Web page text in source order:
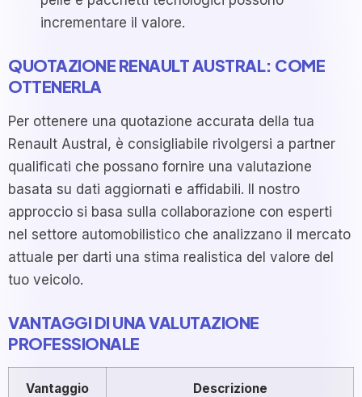
incrementare il valore.
QUOTAZIONE RENAULT AUSTRAL: COME
OTTENERLA
Per ottenere una quotazione accurata della tua
Renault Austral, è consigliabile rivolgersi a partner
qualificati che possano fornire una valutazione
basata su dati aggiornati e affidabili. Il nostro
approccio si basa sulla collaborazione con esperti
nel settore automobilistico che analizzano il mercato
attuale per darti una stima realistica del valore del
tuo veicolo.
VANTAGGI DI UNA VALUTAZIONE
PROFESSIONALE
Vantaggio Descrizione